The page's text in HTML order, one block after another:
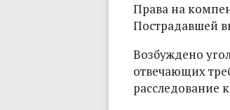
Права на
Пострадавшей
Возбуждено
отвечающих
расследование